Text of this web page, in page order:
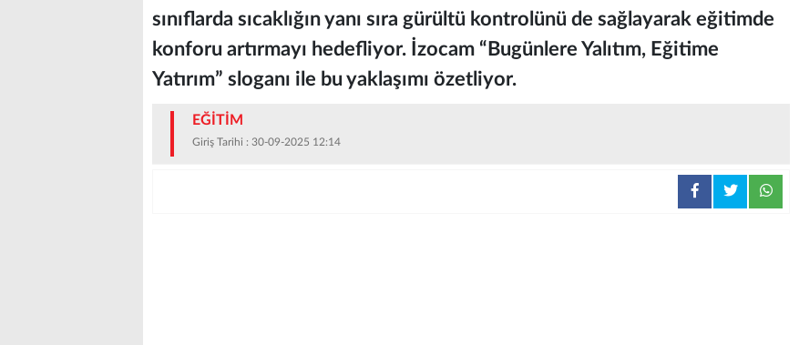
sınıflarda sıcaklığın yanı sıra gürültü kontrolünü de sağlayarak eğitimde
konforu artırmayı hedefliyor. İzocam “Bugünlere Yalıtım, Eğitime
Yatırım” sloganı ile bu yaklaşımı özetliyor.
EĞİTİM
Giriş Tarihi : 30-09-2025 12:14